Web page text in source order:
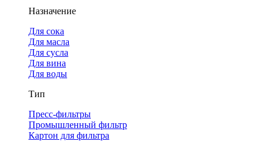
Назначение
Для сока
Для масла
Для сусла
Для вина
Для воды
Тип
Пресс-фильтры
Промышленный фильтр
Картон для фильтра